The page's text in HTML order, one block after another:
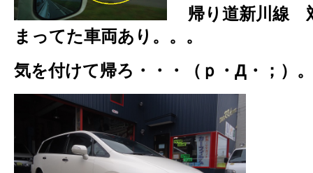
帰り道新川線
まってた車両あり。。。
気を付けて帰ろ・・・（ｐ・Д・；